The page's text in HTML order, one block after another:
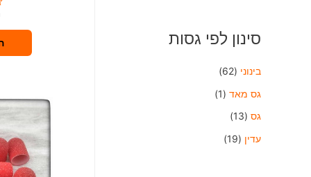
סינון לפי גסות
בינוני (62)
גס מאד (1)
גס (13)
עדין (19)